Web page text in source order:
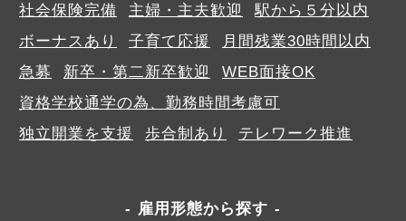
社会保険完備
主婦・主夫歓迎
駅から５分以内
ボーナスあり
子育て応援
月間残業30時間以内
急募
新卒・第二新卒歓迎
WEB面接OK
資格学校通学の為、勤務時間考慮可
独立開業を支援
歩合制あり テレワーク推進
雇用形態から探す